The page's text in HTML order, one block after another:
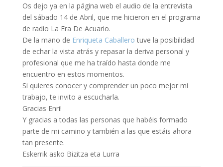
Os dejo ya en la página web el audio de la entrevista
del sábado 14 de Abril, que me hicieron en el programa
de radio La Era De Acuario.
De la mano de Enriqueta Caballero tuve la posibilidad
de echar la vista atrás y repasar la deriva personal y
profesional que me ha traído hasta donde me
encuentro en estos momentos.
Si quieres conocer y comprender un poco mejor mi
trabajo, te invito a escucharla.
Gracias Enri!
Y gracias a todas las personas que habéis formado
parte de mi camino y también a las que estáis ahora
tan presente.
Eskerrik asko Bizitza eta Lurra